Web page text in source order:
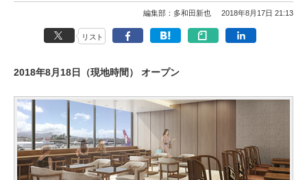
編集部：多和田新也 2018年8月17日 21:13
リスト
2018年8月18日（現地時間） オープン